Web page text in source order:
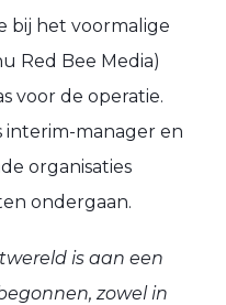
bij het voormalige
Red Bee Media)
voor de operatie.
interim-manager en
organisaties
ondergaan.
is aan een
zowel in